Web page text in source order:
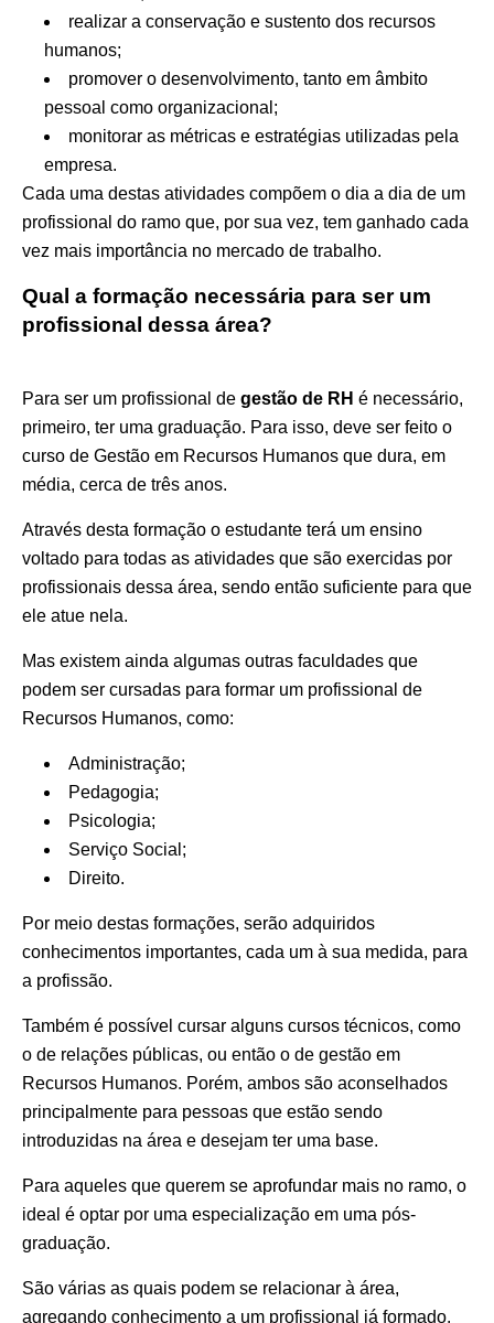
realizar a conservação e sustento dos recursos
humanos;
promover o desenvolvimento, tanto em âmbito
pessoal como organizacional;
monitorar as métricas e estratégias utilizadas pela
empresa.
Cada uma destas atividades compõem o dia a dia de um
profissional do ramo que, por sua vez, tem ganhado cada
vez mais importância no mercado de trabalho.
Qual a formação necessária para ser um
profissional dessa área?
Para ser um profissional de gestão de RH é necessário,
primeiro, ter uma graduação. Para isso, deve ser feito o
curso de Gestão em Recursos Humanos que dura, em
média, cerca de três anos.
Através desta formação o estudante terá um ensino
voltado para todas as atividades que são exercidas por
profissionais dessa área, sendo então suficiente para que
ele atue nela.
Mas existem ainda algumas outras faculdades que
podem ser cursadas para formar um profissional de
Recursos Humanos, como:
Administração;
Pedagogia;
Psicologia;
Serviço Social;
Direito.
Por meio destas formações, serão adquiridos
conhecimentos importantes, cada um à sua medida, para
a profissão.
Também é possível cursar alguns cursos técnicos, como
o de relações públicas, ou então o de gestão em
Recursos Humanos. Porém, ambos são aconselhados
principalmente para pessoas que estão sendo
introduzidas na área e desejam ter uma base.
Para aqueles que querem se aprofundar mais no ramo, o
ideal é optar por uma especialização em uma pós-
graduação.
São várias as quais podem se relacionar à área,
agregando conhecimento a um profissional já formado.